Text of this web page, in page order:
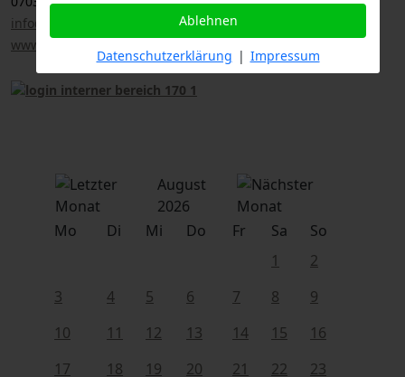
info@logl-bw.de
www.logl-bw.de
August
2026
Mo
Di Mi Do Fr Sa
So
1
2
3
4 5 6 7 8
9
10
11 12 13 14 15
16
17
18 19 20 21 22
23
Ablehnen
Datenschutzerklärung | Impressum